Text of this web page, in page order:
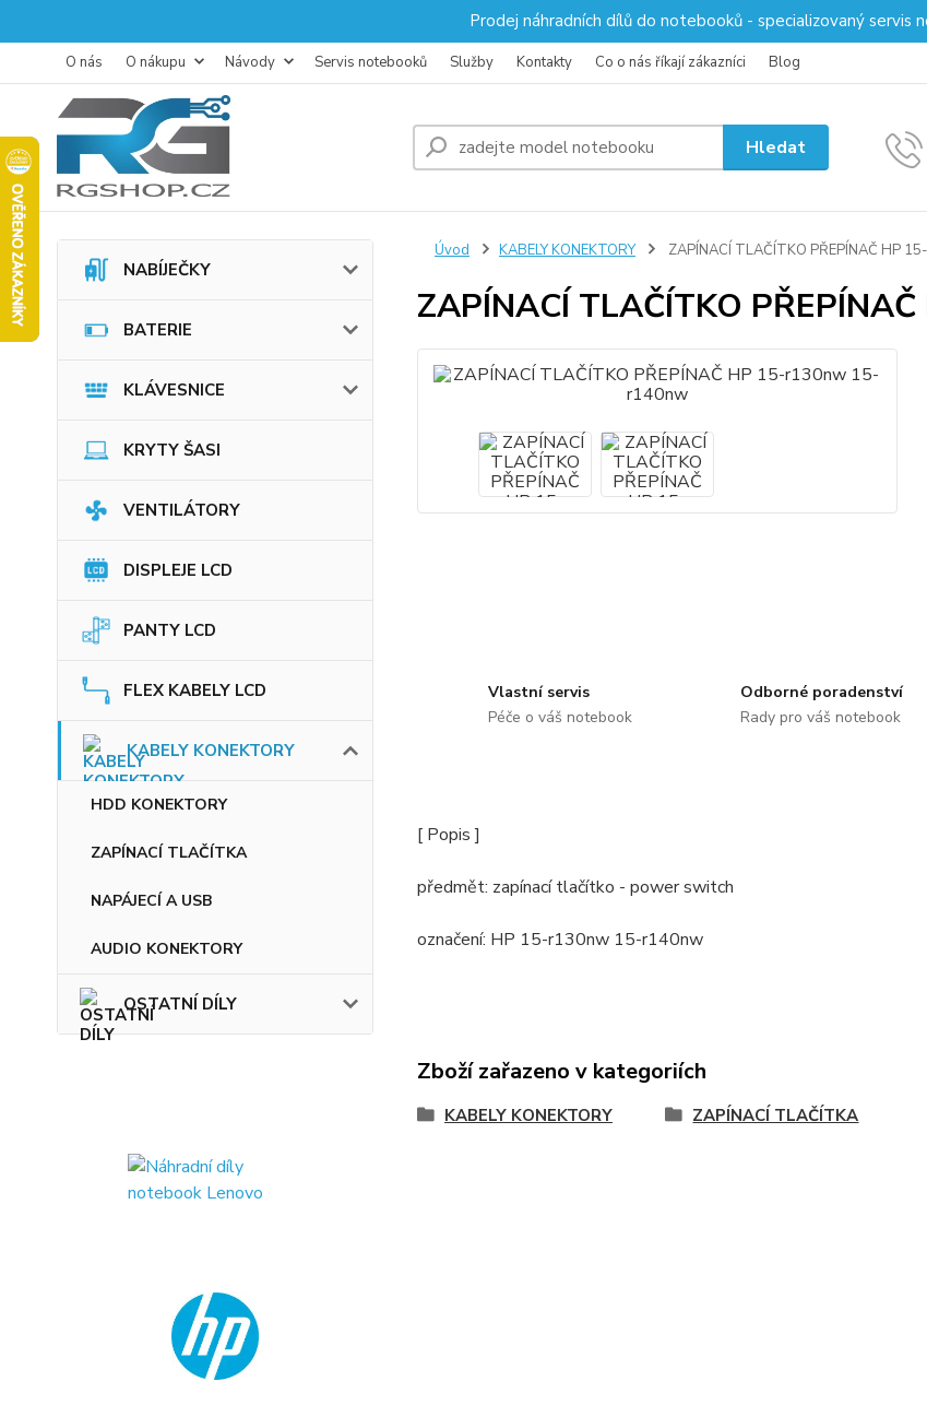
Prodej náhradních dílů do notebooků - specializovaný servis
O nás O nákupu Návody Servis notebooků Služby Kontakty Co o nás říkají zákazníci Blog
Hledat
NABÍJEČKY
BATERIE
KLÁVESNICE
KRYTY ŠASI
VENTILÁTORY
DISPLEJE LCD
PANTY LCD
FLEX KABELY LCD
KABELY KONEKTORY
HDD KONEKTORY
ZAPÍNACÍ TLAČÍTKA
NAPÁJECÍ A USB
AUDIO KONEKTORY
OSTATNÍ DÍLY
Úvod KABELY KONEKTORY ZAPÍNACÍ TLAČÍTKO PŘEPÍNAČ HP
ZAPÍNACÍ TLAČÍTKO
Vlastní servis
Péče o váš notebook
Odborné poradenství
Rady pro váš notebook
[ Popis ]
předmět: zapínací tlačítko - power switch
označení: HP 15-r130nw 15-r140nw
Zboží zařazeno v kategoriích
KABELY KONEKTORY ZAPÍNACÍ TLAČÍTKA